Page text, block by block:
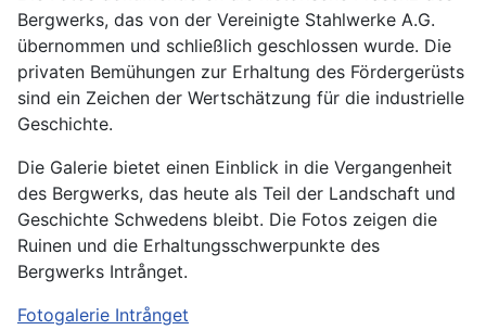
Bergwerks, das von der Vereinigte Stahlwerke A.G.
übernommen und schließlich geschlossen wurde. Die
privaten Bemühungen zur Erhaltung des Fördergerüsts
sind ein Zeichen der Wertschätzung für die industrielle
Geschichte.
Die Galerie bietet einen Einblick in die Vergangenheit
des Bergwerks, das heute als Teil der Landschaft und
Geschichte Schwedens bleibt. Die Fotos zeigen die
Ruinen und die Erhaltungsschwerpunkte des
Bergwerks Intrånget.
Fotogalerie Intrånget